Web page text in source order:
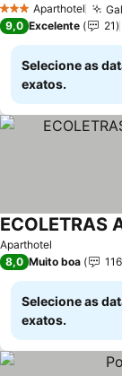
3 EstrelasAparthotel
9,0 Excelente 21
Selecione as
exatos.
Aparthotel
8,0 Muito boa 116
Selecione as
exatos.